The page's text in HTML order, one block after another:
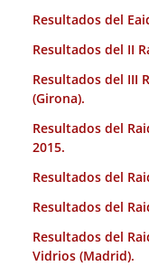
Resultados del
Resultados del II
Resultados del III
(Girona).
Resultados del
2015.
Resultados del
Resultados del
Resultados del
Vidrios (Madrid).